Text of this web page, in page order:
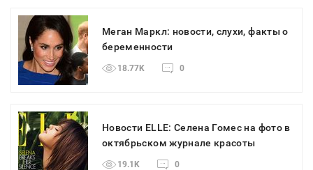
Меган Маркл: новости, слухи, факты о
беременности
18.77K 0
Новости ELLE: Селена Гомес на фото в
октябрьском журнале красоты
19.1K 0